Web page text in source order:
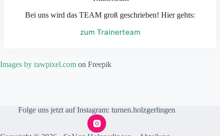
Bei uns wird das TEAM groß geschrieben! Hier gehts:
zum Trainerteam
Images by rawpixel.com on Freepik
Folge uns jetzt auf Instagram:turnen.holzgerlingen